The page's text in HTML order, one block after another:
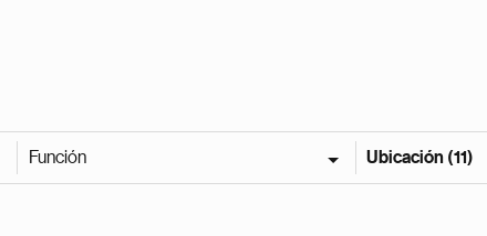
Función Ubicación (11)